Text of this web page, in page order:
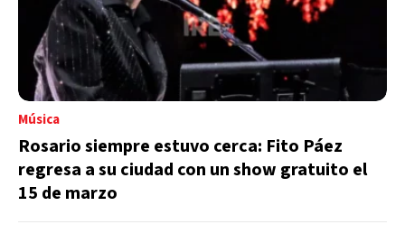
Música
Rosario siempre estuvo cerca: Fito Páez
regresa a su ciudad con un show gratuito el
15 de marzo